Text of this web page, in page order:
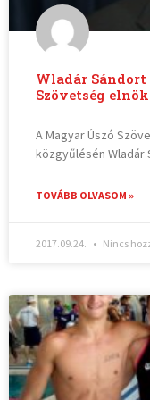
Wladár
Szövetség
A Magyar Úszó
közgyűlésén Wladár
TOVÁBB OLVASOM »
2017.09.24. Nincs